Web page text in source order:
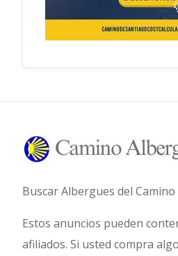
Buscar Albergues del
Estos anuncios pueden
afiliados. Si usted compra